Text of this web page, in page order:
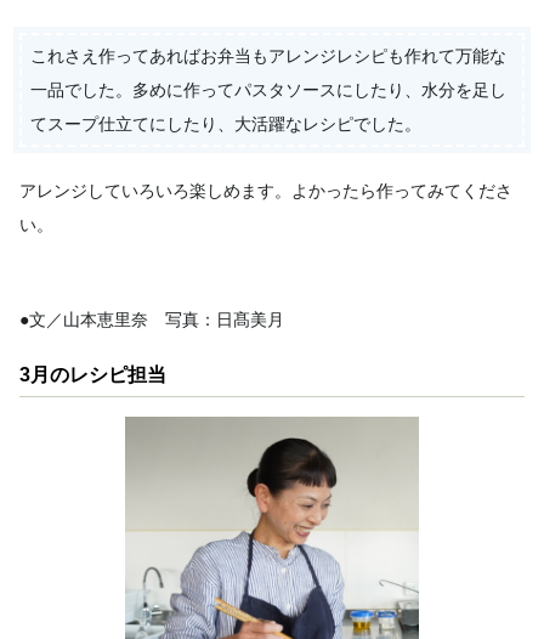
これさえ作ってあればお弁当もアレンジレシピも作れて万能な
一品でした。多めに作ってパスタソースにしたり、水分を足し
てスープ仕立てにしたり、大活躍なレシピでした。
アレンジしていろいろ楽しめます。よかったら作ってみてくださ
い。
●文／山本恵里奈 写真：日髙美月
3月のレシピ担当